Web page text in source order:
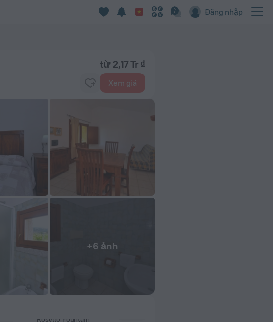
Đăng nhập
từ 2,17 Tr ₫
Xem giá
+6 ảnh